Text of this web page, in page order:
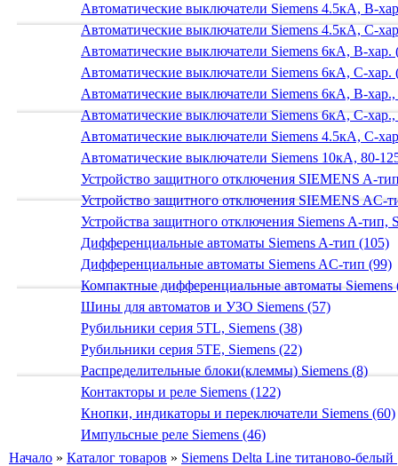
Автоматические выключатели Siemens 4.5кА, B-
Автоматические выключатели Siemens 4.5кА, C-
Автоматические выключатели Siemens 6кА, B-хар.
Автоматические выключатели Siemens 6кА, С-хар.
Автоматические выключатели Siemens 6кА, B-
Автоматические выключатели Siemens 6кА, C-
Автоматические выключатели Siemens 4.5кА, C-
Автоматические выключатели Siemens 10кА, 80-
Устройство защитного отключения SIEMENS A-
Устройство защитного отключения SIEMENS AС-
Устройства защитного отключения Siemens A-тип,
Дифференциальные автоматы Siemens A-тип (105)
Дифференциальные автоматы Siemens AС-тип (99)
Компактные дифференциальные автоматы Siemens
Шины для автоматов и УЗО Siemens (57)
Рубильники серия 5TL, Siemens (38)
Рубильники серия 5TE, Siemens (22)
Распределительные блоки(клеммы) Siemens (8)
Контакторы и реле Siemens (122)
Кнопки, индикаторы и переключатели Siemens (60)
Импульсные реле Siemens (46)
Начало » Каталог товаров » Siemens Delta Line титаново-